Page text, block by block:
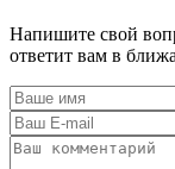
Напишите свой
ответит вам в